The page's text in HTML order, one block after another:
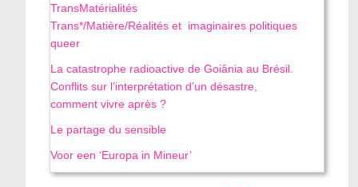
TransMatérialités
Trans*/Matière/Réalités et imaginaires politiques
queer
La catastrophe radioactive de Goiânia au Brésil.
Conflits sur l’interprétation d’un désastre,
comment vivre après ?
Le partage du sensible
Voor een ‘Europa in Mineur’